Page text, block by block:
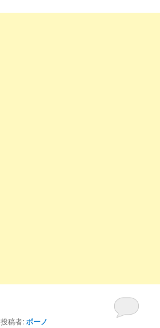
投稿者:ボーノ